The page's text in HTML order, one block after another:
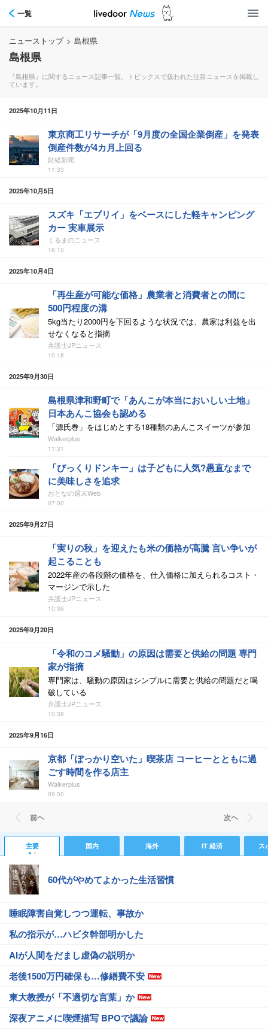
一覧
ニューストップ > 島根県
島根県
『島根県』に関するニュース記事一覧。トピックスで扱われた注目ニュースを掲載し
ています。
2025年10月11日
東京商工リサーチが「9月度の全国企業倒産」を発表
倒産件数が4カ月上回る
財経新聞
11:33
2025年10月5日
スズキ「エブリイ」をベースにした軽キャンピング
カー 実車展示
くるまのニュース
16:10
2025年10月4日
「再生産が可能な価格」農業者と消費者との間に
500円程度の溝
5kg当たり2000円を下回るような状況では、農家は利益を出
せなくなると指摘
弁護士JPニュース
10:18
2025年9月30日
島根県津和野町で「あんこが本当においしい土地」
日本あんこ協会も認める
「源氏巻」をはじめとする18種類のあんこスイーツが参加
Walkerplus
11:31
「びっくりドンキー」は子どもに人気?愚直なまで
に美味しさを追求
おとなの週末Web
07:00
2025年9月27日
「実りの秋」を迎えたも米の価格が高騰 言い争いが
起こることも
2022年産の各段階の価格を、仕入価格に加えられるコスト・
マージンで示した
弁護士JPニュース
10:36
2025年9月20日
「令和のコメ騒動」の原因は需要と供給の問題 専門
家が指摘
専門家は、騒動の原因はシンプルに需要と供給の問題だと喝
破している
弁護士JPニュース
10:38
2025年9月16日
京都「ぽっかり空いた」喫茶店 コーヒーとともに過
ごす時間を作る店主
Walkerplus
09:00
前ヘ 次ヘ
主要 国内 海外 IT 経済 ス
60代がやめてよかった生活習慣
睡眠障害自覚しつつ運転、事故か
私の指示が…ハビタ幹部明かした
AIが人間をだまし虚偽の説明か
老後1500万円確保も…修繕費不安
東大教授が「不適切な言葉」か
深夜アニメに喫煙描写 BPOで議論